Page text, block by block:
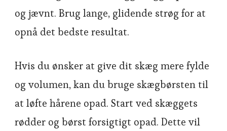
og jævnt. Brug lange, glidende strøg for at
opnå det bedste resultat.
Hvis du ønsker at give dit skæg mere fylde
og volumen, kan du bruge skægbørsten til
at løfte hårene opad. Start ved skæggets
rødder og børst forsigtigt opad. Dette vil